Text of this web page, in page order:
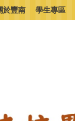
於豐南 學生專區